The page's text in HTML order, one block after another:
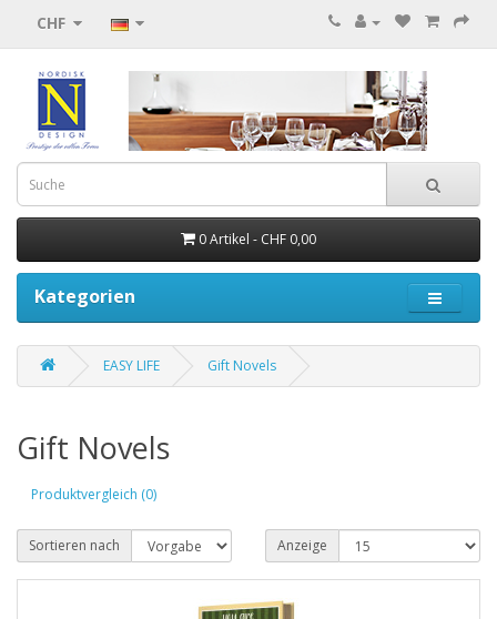
CHF
0 Artikel - CHF 0,00
Kategorien
EASY LIFE Gift Novels
Gift Novels
Produktvergleich (0)
Sortieren nach Anzeige